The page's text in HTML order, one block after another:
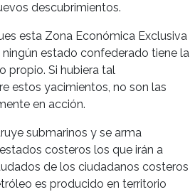
descubrimientos.
esta Zona Económica Exclusiva
estado confederado tiene la
propio. Si hubiera tal
estos yacimientos, no son las
en acción.
submarinos y se arma
costeros los que irán a
de los ciudadanos costeros
es producido en territorio